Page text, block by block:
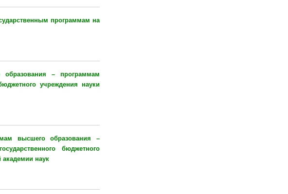
программам на
– программам
учреждения науки
высшего образования –
бюджетного
наук